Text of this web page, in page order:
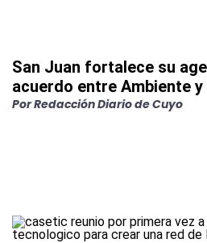
San Juan fortalece su
acuerdo entre Ambiente y
PorRedacción Diario de Cuyo